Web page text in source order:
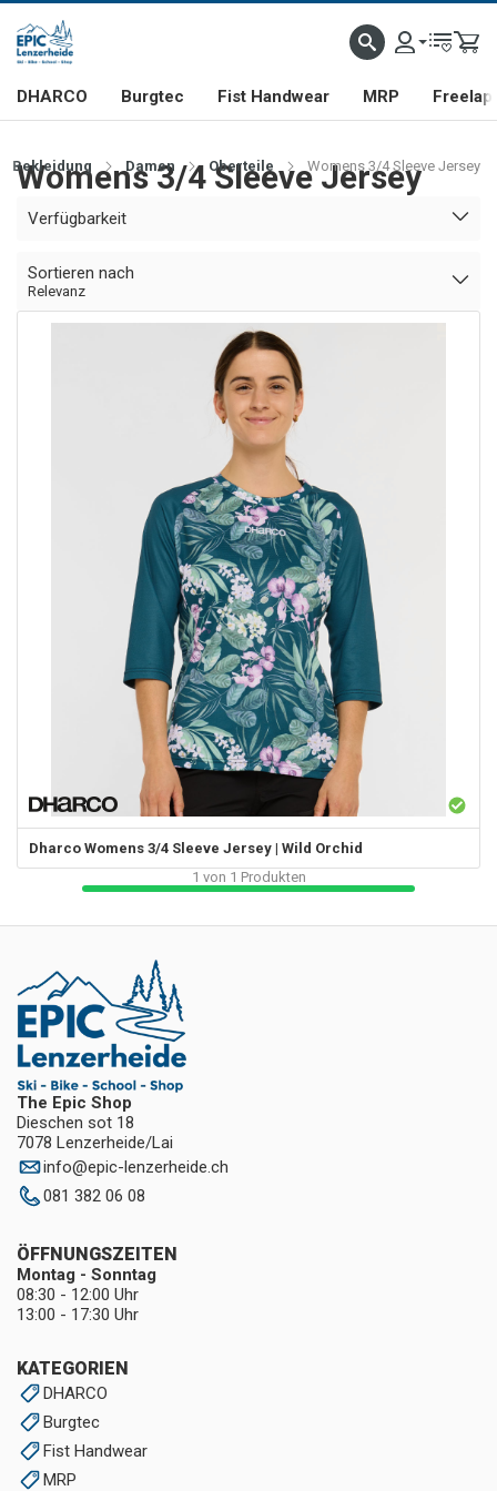
DHARCO Burgtec Fist Handwear MRP Freelap
Bekleidung Damen Oberteile Womens 3/4 Sleeve Jersey
Womens 3/4 Sleeve Jersey
Verfügbarkeit
Sortieren nach
Relevanz
Dharco Womens 3/4 Sleeve Jersey | Wild Orchid
1 von 1 Produkten
The Epic Shop
Dieschen sot 18
7078 Lenzerheide/Lai
info@epic-lenzerheide.ch
081 382 06 08
KATEGORIEN
DHARCO
Burgtec
Fist Handwear
MRP
ÖFFNUNGSZEITEN
Montag - Sonntag
08:30 - 12:00 Uhr
13:00 - 17:30 Uhr